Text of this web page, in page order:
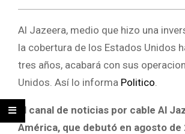
Al Jazeera, medio que hizo una
la cobertura de los Estados Unidos
tres años, acabará con sus
Unidos. Así lo informa Politico
El canal de noticias por cable Al
América, que debutó en agosto de